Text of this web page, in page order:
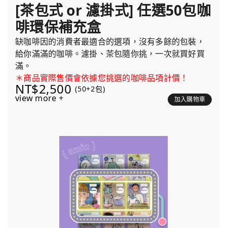
[茶包式 or 濾掛式] 任選50包咖
啡環保補充盒
缺咖啡因的消費者最適合的選項，沒有多餘的包裝，
給你滿滿的咖啡。濾掛、茶包隨你挑，一次就買好買
滿。
＊商品實際售價會依據您挑選的咖啡品項計價！
NT$2,500 (50+2包)
view more + 加入購物車